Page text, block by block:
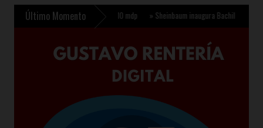
Último Momento
con inversión de 510 mdp »Sheinbaum inaugura Bachillerato Nacional en